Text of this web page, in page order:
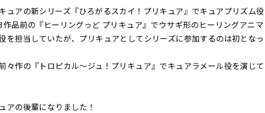
ュアの新シリーズ『ひろがるスカイ！プリキュア』でキュアプリズム役
品前の『ヒーリングっど プリキュア』でウサギ形のヒーリングアニマ
を担当していたが、プリキュアとしてシリーズに参加するのは初となっ
々作の『トロピカル～ジュ！プリキュア』でキュアラメール役を演じて
の後輩になりました！